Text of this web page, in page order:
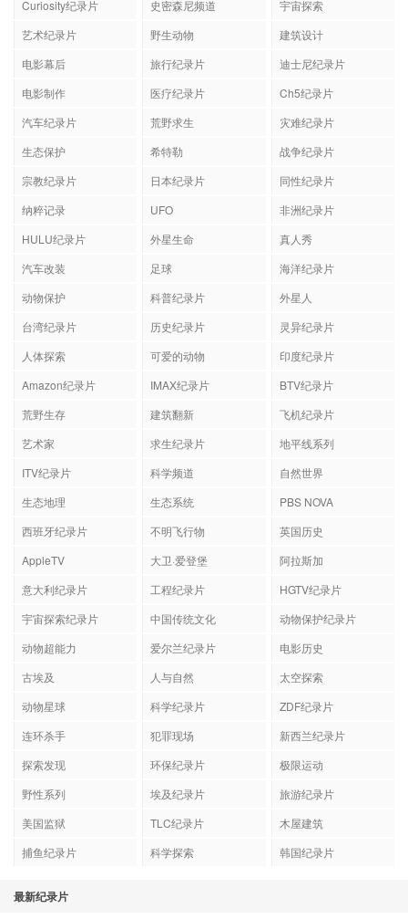
Curiosity纪录片 史密森尼频道
宇宙探索
艺术纪录片
野生动物
建筑设计
电影幕后
旅行纪录片
迪士尼纪录片
电影制作
医疗纪录片
Ch5纪录片
汽车纪录片
荒野求生
灾难纪录片
生态保护
希特勒
战争纪录片
宗教纪录片
日本纪录片
同性纪录片
纳粹记录
UFO
非洲纪录片
HULU纪录片
外星生命
真人秀
汽车改装
足球
海洋纪录片
动物保护
科普纪录片
外星人
台湾纪录片
历史纪录片
灵异纪录片
人体探索
可爱的动物
印度纪录片
Amazon纪录片
IMAX纪录片
BTV纪录片
荒野生存
建筑翻新
飞机纪录片
艺术家
求生纪录片
地平线系列
ITV纪录片
科学频道
自然世界
生态地理
生态系统
PBS NOVA
西班牙纪录片
不明飞行物
英国历史
AppleTV
大卫·爱登堡
阿拉斯加
意大利纪录片
工程纪录片
HGTV纪录片
宇宙探索纪录片
中国传统文化
动物保护纪录片
动物超能力
爱尔兰纪录片
电影历史
古埃及
人与自然
太空探索
动物星球
科学纪录片
ZDF纪录片
连环杀手
犯罪现场
新西兰纪录片
探索发现
环保纪录片
极限运动
野性系列
埃及纪录片
旅游纪录片
美国监狱
TLC纪录片
木屋建筑
捕鱼纪录片
科学探索 韩国纪录片
最新纪录片